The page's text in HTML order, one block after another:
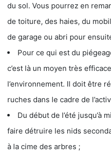
du sol. Vous pourrez en
de toiture, des haies, du
de garage ou abri pour
Pour ce qui est du
c’est là un moyen très
l’environnement. Il doit être
ruches dans le cadre de
Du début de l’été jusqu’à
faire détruire les nids
à la cime des arbres ;